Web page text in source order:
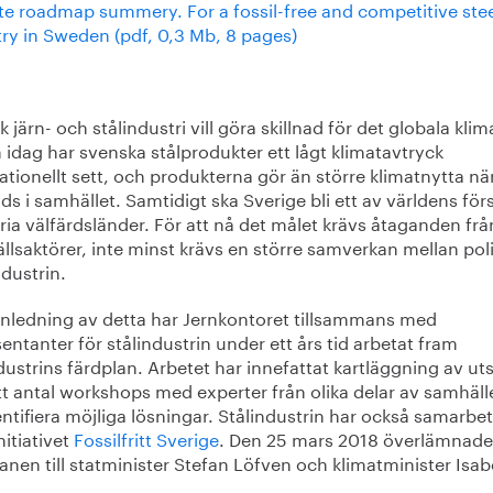
roadmap summery. For a fossil-free and competitive
in Sweden (pdf, 0,3 Mb, 8 pages)
järn- och stålindustri vill göra skillnad för det globala
idag har svenska stålprodukter ett lågt klimatavtryck
sett, och produkterna gör än större klimatnytta
i samhället. Samtidigt ska Sverige bli ett av världens
välfärdsländer. För att nå det målet krävs åtaganden
inte minst krävs en större samverkan mellan
av detta har Jernkontoret tillsammans med
för stålindustrin under ett års tid arbetat fram
färdplan. Arbetet har innefattat kartläggning av
antal workshops med experter från olika delar av
möjliga lösningar. Stålindustrin har också
Fossilfritt Sverige. Den 25 mars 2018
till statminister Stefan Löfven och klimatminister